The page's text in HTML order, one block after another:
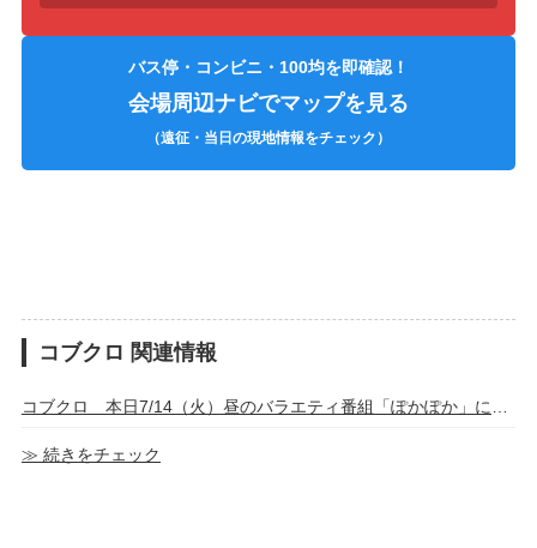
バス停・コンビニ・100均を即確認！
会場周辺ナビでマップを見る
（遠征・当日の現地情報をチェック）
コブクロ 関連情報
≫ 続きをチェック